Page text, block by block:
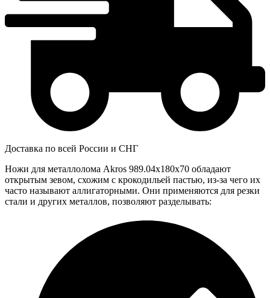
Доставка по всей России и СНГ
Ножи для металлолома Akros 989.04x180x70 обладают
открытым зевом, схожим с крокодильей пастью, из-за чего их
часто называют аллигаторными. Они применяются для резки
стали и других металлов, позволяют разделывать: